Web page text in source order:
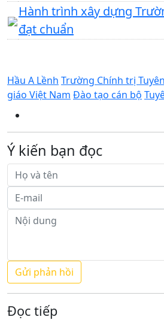
Hành trình xây dựng
đạt chuẩn
Hầu A Lềnh Trường Chính trị
giáo Việt Nam Đào tạo cán bộ
Ý kiến bạn đọc
Đọc tiếp